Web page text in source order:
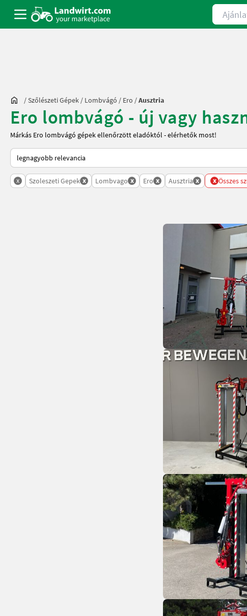
/Szőlészeti Gépek / Lombvágó / Ero /Ausztria
Ero lombvágó - új vagy
Márkás Ero lombvágó gépek ellenőrzött eladóktól - elérhetők most!
Így van sorba rendezve a Landwirt.com-on
x Szoleszeti Gepek x Lombvago x Ero x Ausztria x x Összes